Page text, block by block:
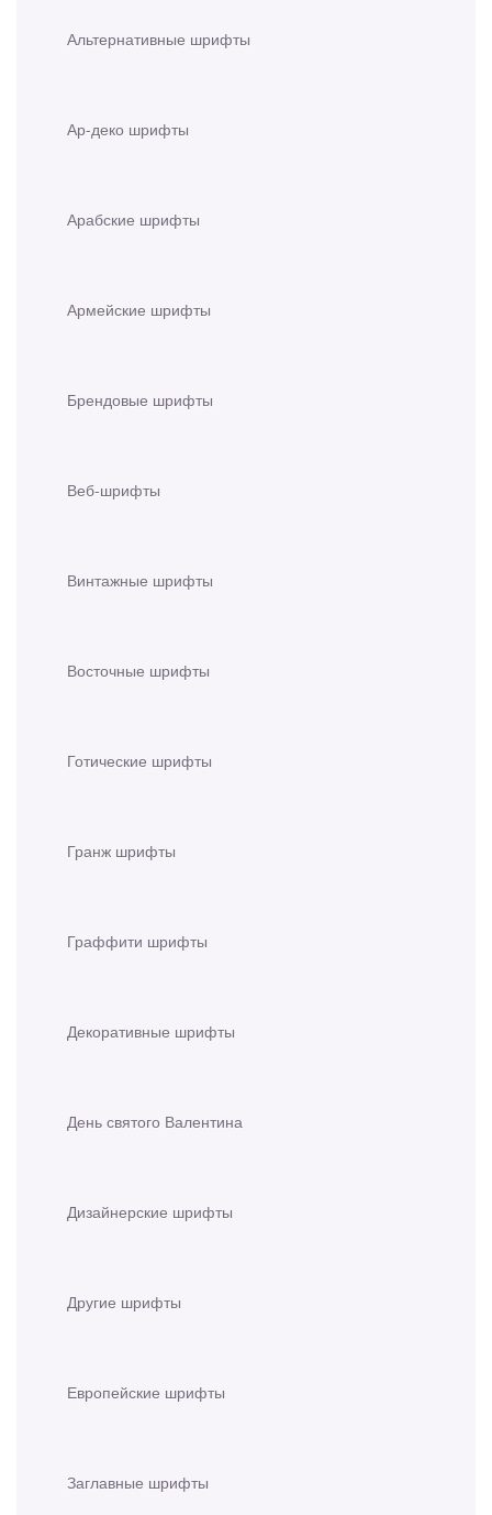
Альтернативные шрифты
Ар-деко шрифты
Арабские шрифты
Армейские шрифты
Брендовые шрифты
Веб-шрифты
Винтажные шрифты
Восточные шрифты
Готические шрифты
Гранж шрифты
Граффити шрифты
Декоративные шрифты
День святого Валентина
Дизайнерские шрифты
Другие шрифты
Европейские шрифты
Заглавные шрифты